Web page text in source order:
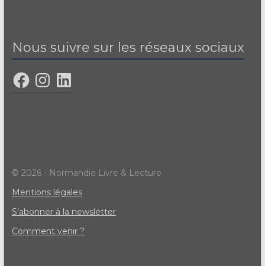
Nous suivre sur les réseaux sociaux
© 2026 - Normandie Livre & Lecture
Mentions légales
S'abonner à la newsletter
Comment venir ?